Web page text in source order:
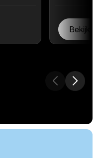
Bekijk